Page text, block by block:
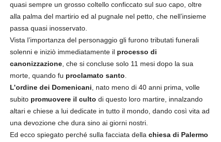
quasi sempre un grosso coltello conficcato sul suo capo, oltre
alla palma del martirio ed al pugnale nel petto, che nell’insieme
passa quasi inosservato.
Vista l’importanza del personaggio gli furono tributati funerali
solenni e iniziò immediatamente il processo di
canonizzazione , che si concluse solo 11 mesi dopo la sua
morte, quando fu proclamato santo
L’ordine dei Domenicani , nato meno di 40 anni prima, volle
subito promuovere il culto di questo loro martire, innalzando
altari e chiese a lui dedicate in tutto il mondo, dando così vita ad
una devozione che dura sino ai giorni nostri.
Ed ecco spiegato perché sulla facciata della chiesa di Palermo